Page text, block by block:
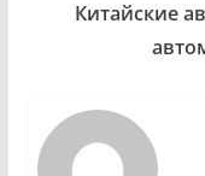
Китайские